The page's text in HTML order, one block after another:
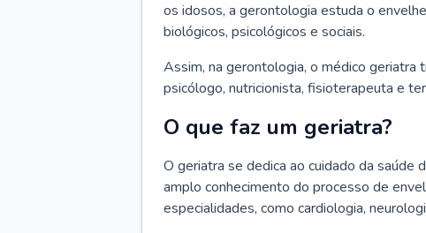
os idosos, a gerontologia estuda o
biológicos, psicológicos e sociais.
Assim, na gerontologia, o médico geriatra
psicólogo, nutricionista, fisioterapeuta e
O que faz um geriatra?
O geriatra se dedica ao cuidado da saúde
amplo conhecimento do processo de
especialidades, como cardiologia,